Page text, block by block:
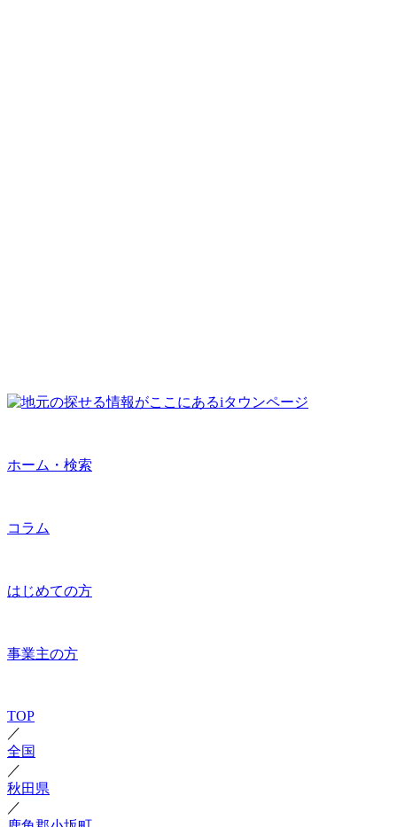
ホーム・検索
コラム
はじめての方
事業主の方
TOP
／
全国
／
秋田県
／